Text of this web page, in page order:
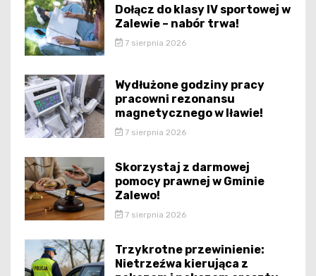
Dołącz do klasy IV sportowej w
Zalewie – nabór trwa!
7 sierpnia 2026
Wydłużone godziny pracy
pracowni rezonansu
magnetycznego w Iławie!
7 sierpnia 2026
Skorzystaj z darmowej
pomocy prawnej w Gminie
Zalewo!
7 sierpnia 2026
Trzykrotne przewinienie:
Nietrzeźwa kierująca z